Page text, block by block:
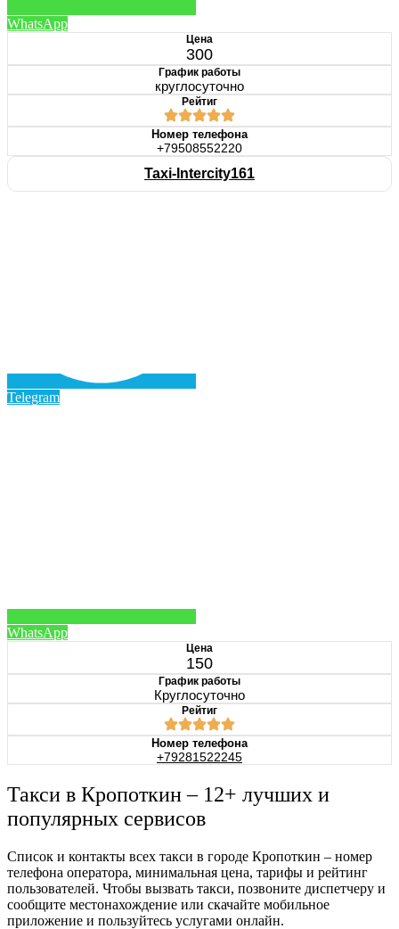
WhatsApp
Цена
300
График работы
круглосуточно
Рейтиг
Номер телефона
+79508552220
Taxi-Intercity161
Telegram
WhatsApp
Цена
150
График работы
Круглосуточно
Рейтиг
Номер телефона
+79281522245
Такси в Кропоткин – 12+ лучших и
популярных сервисов
Список и контакты всех такси в городе Кропоткин – номер
телефона оператора, минимальная цена, тарифы и рейтинг
пользователей. Чтобы вызвать такси, позвоните диспетчеру и
сообщите местонахождение или скачайте мобильное
приложение и пользуйтесь услугами онлайн.